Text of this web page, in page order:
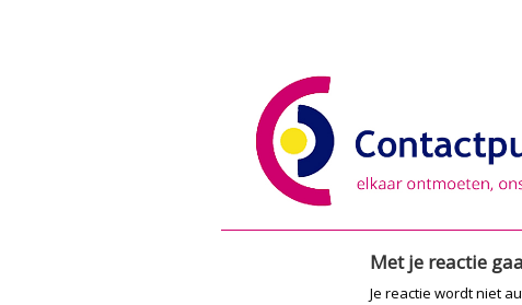
Met je reactie
Je reactie wordt niet